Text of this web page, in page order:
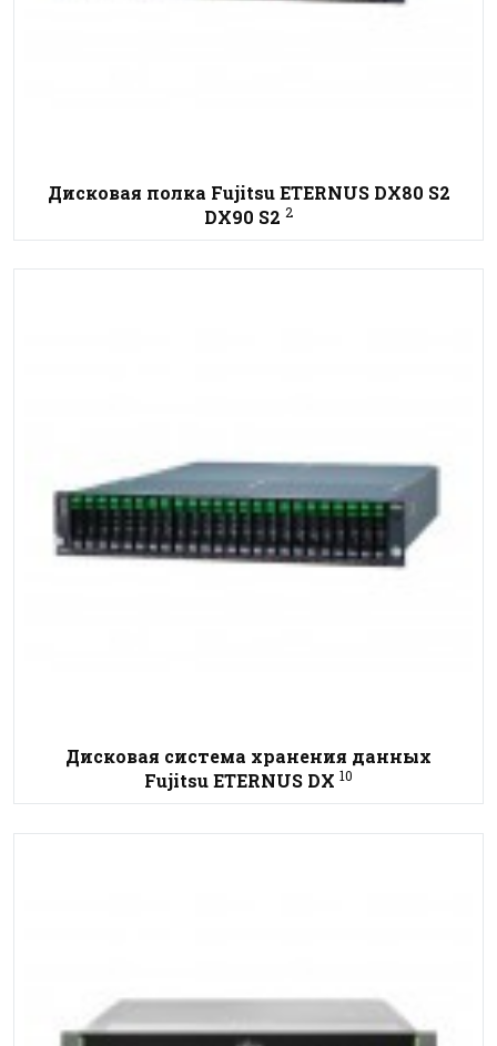
Дисковая полка Fujitsu ETERNUS DX80 S2
DX90 S2 2
Дисковая система хранения данных
Fujitsu ETERNUS DX 10